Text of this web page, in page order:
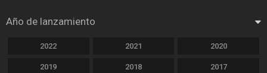
Año de lanzamiento
2022 2021 2020
2019 2018 2017